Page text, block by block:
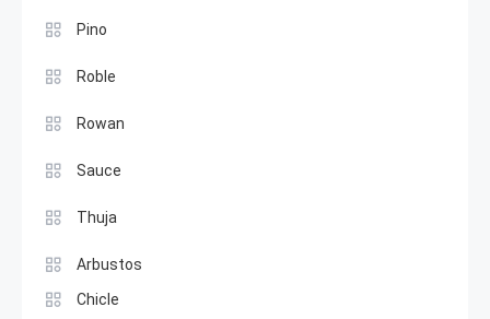
Pino
Roble
Rowan
Sauce
Thuja
Arbustos
Chicle